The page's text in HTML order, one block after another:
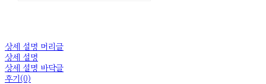
상세 설명 머리글
상세 설명
상세 설명 바닥글
후기(0)